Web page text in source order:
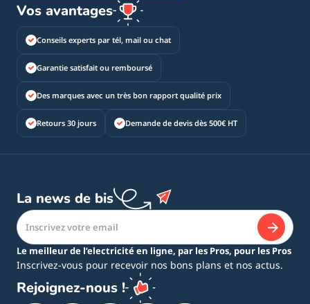
Vos avantages
Conseils experts par tél, mail ou chat
Garantie satisfait ou remboursé
Des marques avec un très bon rapport qualité prix
Retours 30 jours Demande de devis dès 500€ HT
La news de bis
Le meilleur de l’electricité en ligne, par les Pros, pour les Pros
Inscrivez-vous pour recevoir nos bons plans et nos actus.
Rejoignez-nous !